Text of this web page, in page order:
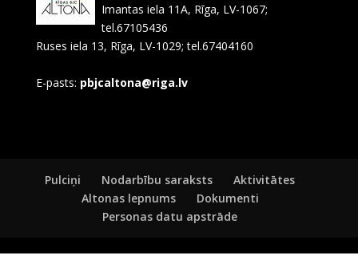
Imantas iela 11A, Rīga, LV-1067;
tel.67105436
Ruses iela 13, Rīga, LV-1029; tel.67404160
E-pasts: pbjcaltona@riga.lv
Pulciņi Nodarbību saraksts
Aktivitātes
Altonas lepnums
Dokumenti
Personas datu apstrāde